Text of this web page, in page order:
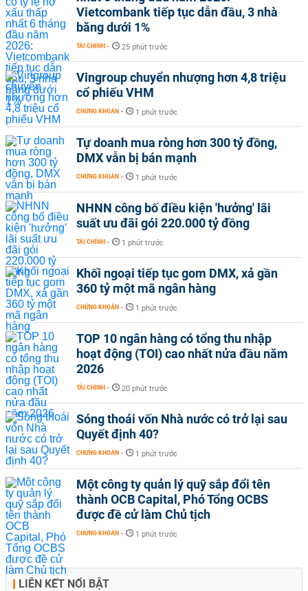
Vietcombank tiếp tục dẫn đầu, 3 nhà
băng dưới 1%
TÀI CHÍNH - 25 phút trước
Vingroup chuyển nhượng hơn 4,8 triệu
cổ phiếu VHM
CHỨNG KHOÁN - 1 phút trước
Tự doanh mua ròng hơn 300 tỷ đồng,
DMX vẫn bị bán mạnh
CHỨNG KHOÁN - 1 phút trước
NHNN công bố điều kiện 'hưởng' lãi
suất ưu đãi gói 220.000 tỷ đồng
TÀI CHÍNH - 1 phút trước
Khối ngoại tiếp tục gom DMX, xả gần
360 tỷ một mã ngân hàng
CHỨNG KHOÁN - 1 phút trước
TOP 10 ngân hàng có tổng thu nhập
hoạt động (TOI) cao nhất nửa đầu năm
2026
TÀI CHÍNH - 20 phút trước
Sóng thoái vốn Nhà nước có trở lại sau
Quyết định 40?
CHỨNG KHOÁN - 1 phút trước
Một công ty quản lý quỹ sắp đổi tên
thành OCB Capital, Phó Tổng OCBS
được đề cử làm Chủ tịch
CHỨNG KHOÁN - 1 phút trước
LIÊN KẾT NỔI BẬT